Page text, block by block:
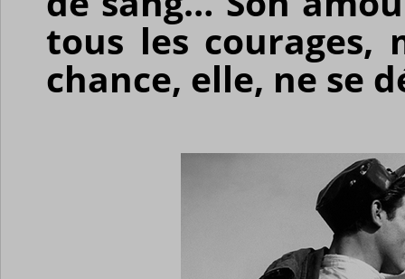
tous les courages,
chance, elle, ne se